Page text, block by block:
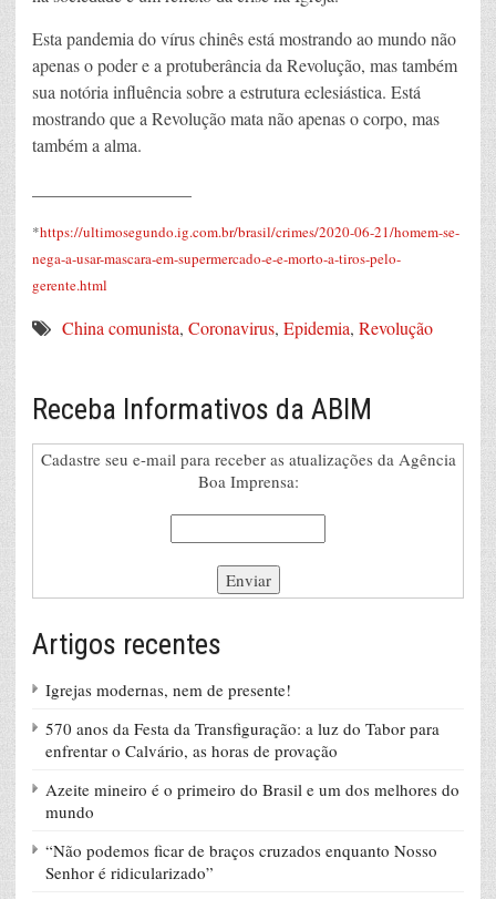
Esta pandemia do vírus chinês está mostrando ao mundo não
apenas o poder e a protuberância da Revolução, mas também
sua notória influência sobre a estrutura eclesiástica. Está
mostrando que a Revolução mata não apenas o corpo, mas
também a alma.
*https://ultimosegundo.ig.com.br/brasil/crimes/2020-06-21/homem-se-
nega-a-usar-mascara-em-supermercado-e-e-morto-a-tiros-pelo-
gerente.html
China comunista, Coronavirus, Epidemia, Revolução
Receba Informativos da ABIM
Cadastre seu e-mail para receber as atualizações da Agência
Boa Imprensa:
Artigos recentes
Igrejas modernas, nem de presente!
570 anos da Festa da Transfiguração: a luz do Tabor para
enfrentar o Calvário, as horas de provação
Azeite mineiro é o primeiro do Brasil e um dos melhores do
mundo
“Não podemos ficar de braços cruzados enquanto Nosso
Senhor é ridicularizado”